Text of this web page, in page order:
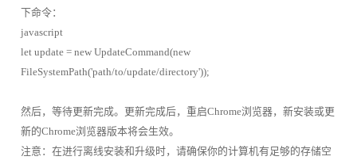
下命令：
javascript
let update = new UpdateCommand(new
FileSystemPath('path/to/update/directory'));
然后，等待更新完成。更新完成后，重启Chrome浏览器，新安装或更
新的Chrome浏览器版本将会生效。
注意：在进行离线安装和升级时，请确保你的计算机有足够的存储空